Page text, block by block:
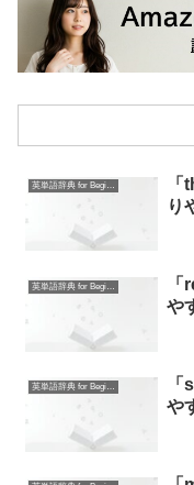
英単語辞典 for Beginners
り
英単語辞典 for Beginners
や
英単語辞典 for Beginners
や